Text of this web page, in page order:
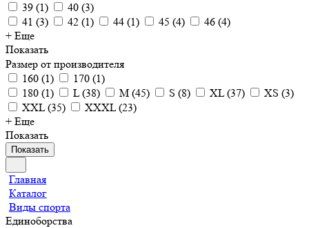
39 (1) 40 (3)
41 (3) 42 (1) 44 (1) 45 (4) 46 (4)
+ Еще
Показать
Размер от производителя
160 (1) 170 (1)
180 (1) L(38) M (45) S (8) XL(37) XS (3)
XXL(35) XXXL(23)
+ Еще
Показать
Показать
Главная
Каталог
Виды спорта
Единоборства